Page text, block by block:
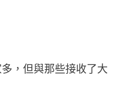
，但與那些接收了大